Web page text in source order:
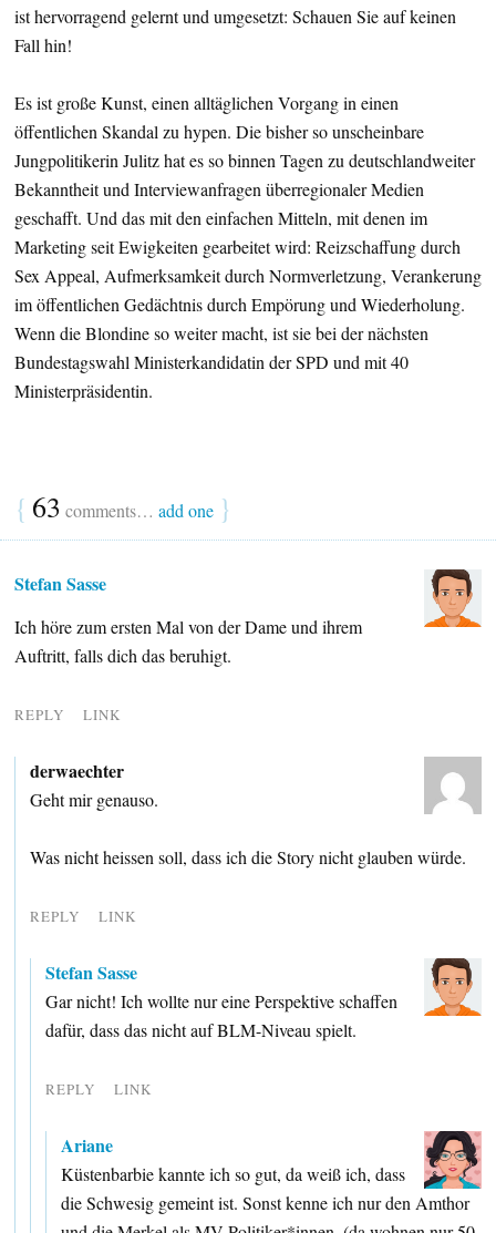
ist hervorragend gelernt und umgesetzt: Schauen Sie auf keinen
Fall hin!
Es ist große Kunst, einen alltäglichen Vorgang in einen
öffentlichen Skandal zu hypen. Die bisher so unscheinbare
Jungpolitikerin Julitz hat es so binnen Tagen zu deutschlandweiter
Bekanntheit und Interviewanfragen überregionaler Medien
geschafft. Und das mit den einfachen Mitteln, mit denen im
Marketing seit Ewigkeiten gearbeitet wird: Reizschaffung durch
Sex Appeal, Aufmerksamkeit durch Normverletzung, Verankerung
im öffentlichen Gedächtnis durch Empörung und Wiederholung.
Wenn die Blondine so weiter macht, ist sie bei der nächsten
Bundestagswahl Ministerkandidatin der SPD und mit 40
Ministerpräsidentin.
{ 63 comments… add one }
Stefan Sasse
Ich höre zum ersten Mal von der Dame und ihrem
Auftritt, falls dich das beruhigt.
REPLY LINK
derwaechter
Geht mir genauso.
Was nicht heissen soll, dass ich die Story nicht glauben würde.
REPLY LINK
Stefan Sasse
Gar nicht! Ich wollte nur eine Perspektive schaffen
dafür, dass das nicht auf BLM-Niveau spielt.
REPLY LINK
Ariane
Küstenbarbie kannte ich so gut, da weiß ich, dass
die Schwesig gemeint ist. Sonst kenne ich nur den Amthor